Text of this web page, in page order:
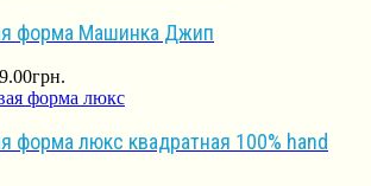
форма Машинка Джип
грн.
форма люкс квадратная 100% hand